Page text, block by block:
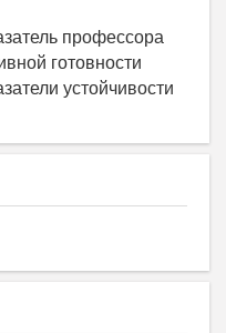
профессора
готовности
устойчивости